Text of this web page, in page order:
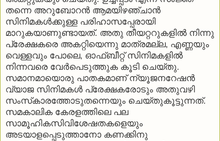
തന്നെ അറുബോറന്‍ ആമയിഴഞ്ചാന്‍
സിനിമകള്‍ക്കുള്ള പരിഹാസപ്പേരായി
മാറുകയാണുണ്ടായത്. അതു തീയറ്ററുകളില്‍ നിന്നു
പ്രേക്ഷകരെ അകറ്റിയെന്നു മാത്രമല്ല, എണ്ണയും
വെള്ളവും പോലെ, ഓഫ്ബീറ്റ് സിനിമകളില്‍
നിന്നവരെ വേര്‍പെടുത്തുക കൂടി ചെയ്തു.
സമാനമായൊരു പാതകമാണ് ന്യൂജനറേഷന്‍
വ്യാജ സിനിമകള്‍ പ്രേക്ഷകരോടും അതുവഴി
സംസ്‌കാരത്തോടുതന്നെയും ചെയ്തുകൂട്ടുന്നത്.
സമകാലിക കേരളത്തിലെ പല
സാമൂഹികസിവിശേഷതകളെയും
അടയാളപ്പെടുത്താനോ കണക്കിനു